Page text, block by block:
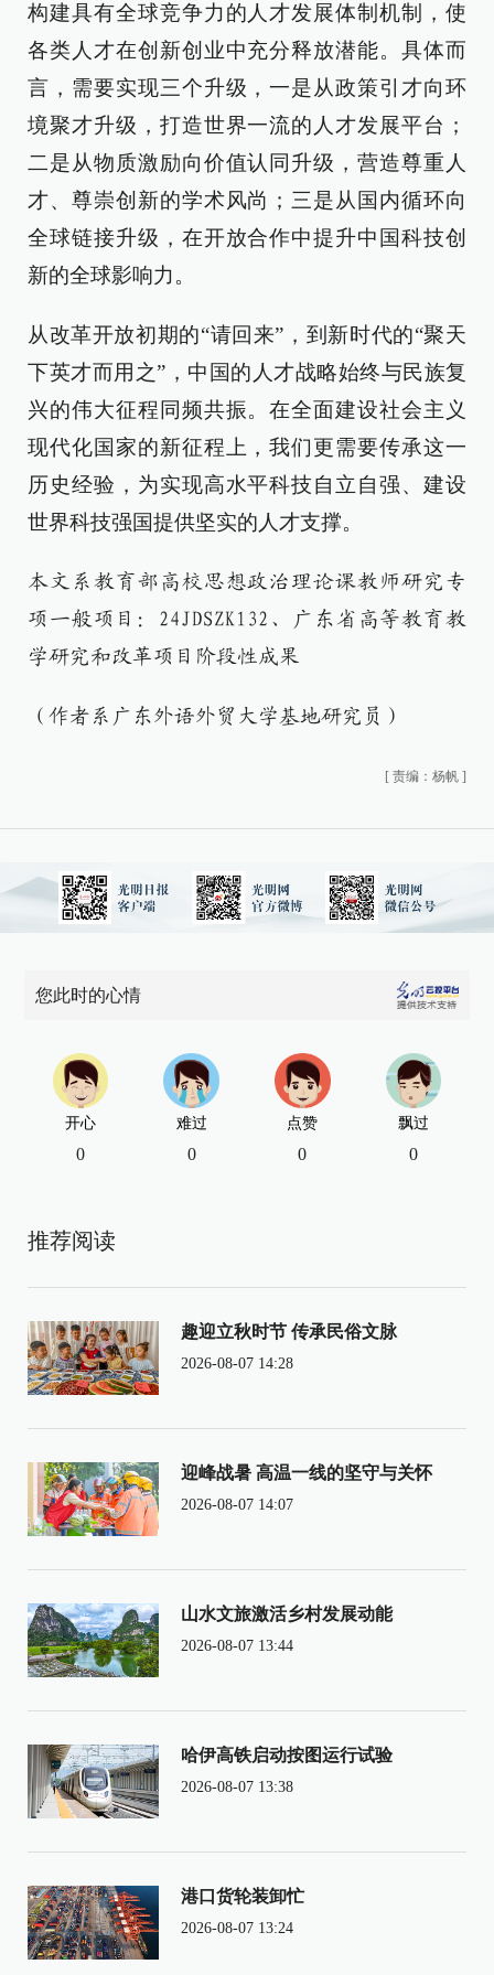
构建具有全球竞争力的人才发展体制机制，使
各类人才在创新创业中充分释放潜能。具体而
言，需要实现三个升级，一是从政策引才向环
境聚才升级，打造世界一流的人才发展平台；
二是从物质激励向价值认同升级，营造尊重人
才、尊崇创新的学术风尚；三是从国内循环向
全球链接升级，在开放合作中提升中国科技创
新的全球影响力。
从改革开放初期的“请回来”，到新时代的“聚天
下英才而用之”，中国的人才战略始终与民族复
兴的伟大征程同频共振。在全面建设社会主义
现代化国家的新征程上，我们更需要传承这一
历史经验，为实现高水平科技自立自强、建设
世界科技强国提供坚实的人才支撑。
本文系教育部高校思想政治理论课教师研究专
项一般项目：24JDSZK132、广东省高等教育教
学研究和改革项目阶段性成果
（作者系广东外语外贸大学基地研究员）
[ 责编：杨帆 ]
您此时的心情
开心
0
难过
0
点赞
0
飘过
0
推荐阅读
趣迎立秋时节 传承民俗文脉
2026-08-07 14:28
迎峰战暑 高温一线的坚守与关怀
2026-08-07 14:07
山水文旅激活乡村发展动能
2026-08-07 13:44
哈伊高铁启动按图运行试验
2026-08-07 13:38
港口货轮装卸忙
2026-08-07 13:24